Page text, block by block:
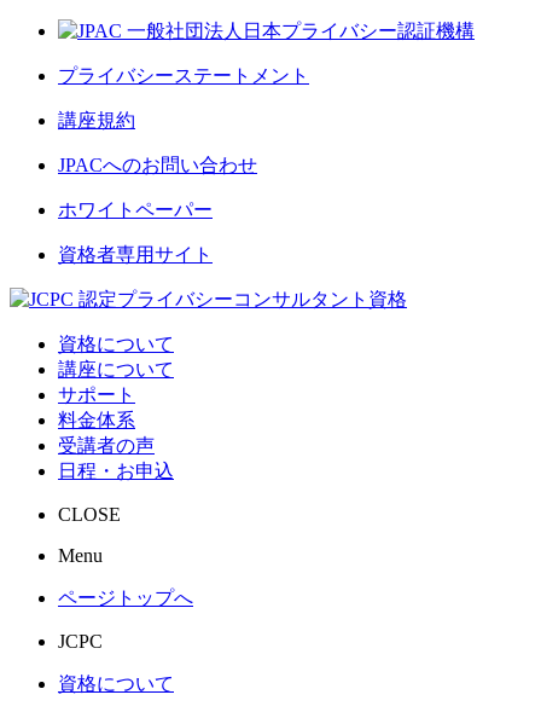
プライバシーステートメント
講座規約
JPACへのお問い合わせ
ホワイトペーパー
資格者専用サイト
資格について
講座について
サポート
料金体系
受講者の声
日程・お申込
CLOSE
Menu
ページトップへ
JCPC
資格について